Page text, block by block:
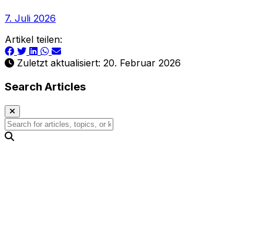
7. Juli 2026
Artikel teilen:
Zuletzt aktualisiert: 20. Februar 2026
Search Articles